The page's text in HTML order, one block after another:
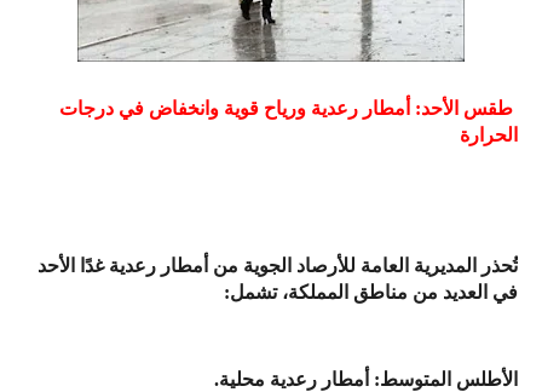
طقس الأحد: أمطار رعدية ورياح قوية وانخفاض في درجات
الحرارة
تُحذر المديرية العامة للأرصاد الجوية من أمطار رعدية غدًا الأحد
في العديد من مناطق المملكة، تشمل:
الأطلس المتوسط: أمطار رعدية محلية.